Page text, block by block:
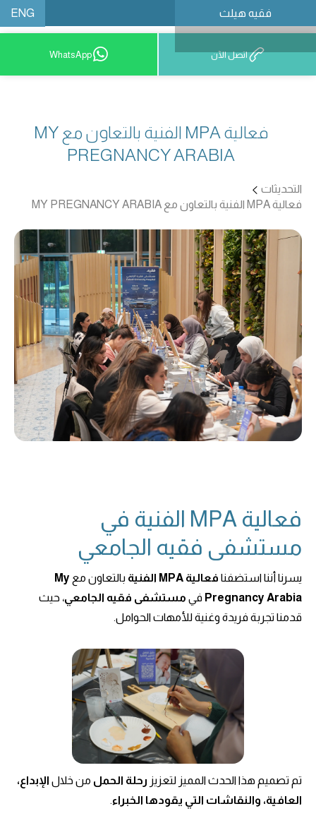
فقيه هيلث ENG
احجز موعدًا اتصل الآن WhatsApp
فعالية MPA الفنية بالتعاون مع MY
PREGNANCY ARABIA
التحديثات
فعالية MPA الفنية بالتعاون مع MY PREGNANCY ARABIA
فعالية MPA الفنية في
مستشفى فقيه الجامعي
يسرنا أننا استضفنا فعالية MPA الفنية بالتعاون مع My
Pregnancy Arabia في مستشفى فقيه الجامعي، حيث
قدمنا تجربة فريدة وغنية للأمهات الحوامل.
تم تصميم هذا الحدث المميز لتعزيز رحلة الحمل من خلال الإبداع،
العافية، والنقاشات التي يقودها الخبراء.